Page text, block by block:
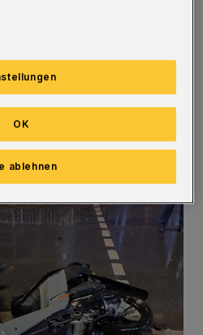
war mit seinem
Waldeckstraße in
Straße unterwegs, als
Ursache stürzte.
ablehnen
OK